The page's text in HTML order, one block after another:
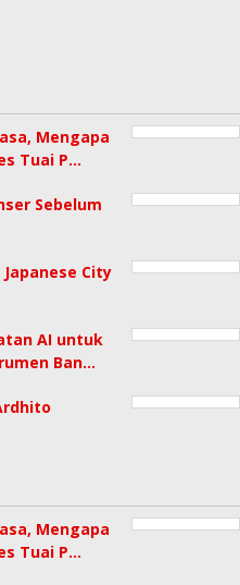
Mengapa
Tuai P…
Sebelum
City
AI untuk
Ban…
Mengapa
Tuai P…